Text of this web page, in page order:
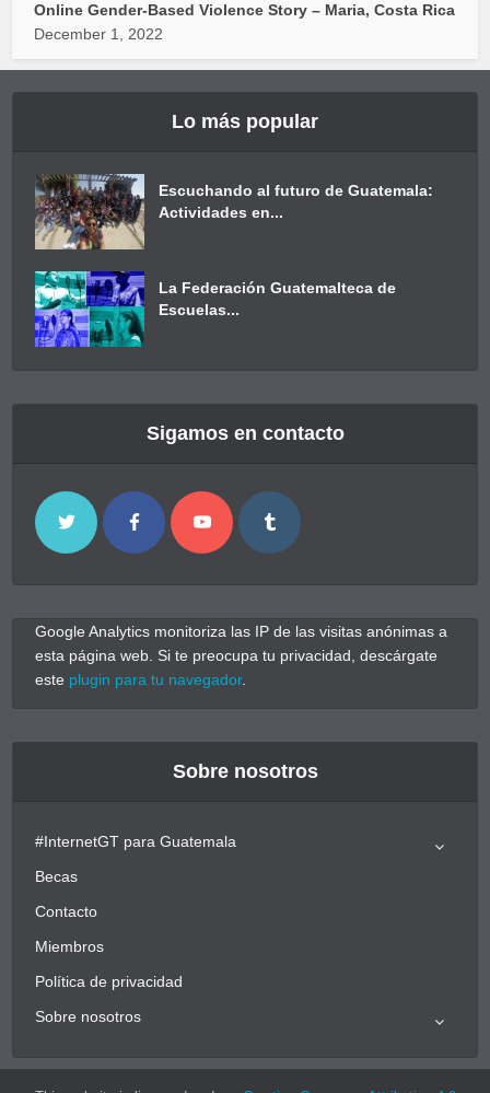
Online Gender-Based Violence Story – Maria, Costa Rica
December 1, 2022
Lo más popular
Escuchando al futuro de Guatemala:
Actividades en...
La Federación Guatemalteca de
Escuelas...
Sigamos en contacto
Google Analytics monitoriza las IP de las visitas anónimas a
esta página web. Si te preocupa tu privacidad, descárgate
este plugin para tu navegador.
Sobre nosotros
#InternetGT para Guatemala
Becas
Contacto
Miembros
Política de privacidad
Sobre nosotros